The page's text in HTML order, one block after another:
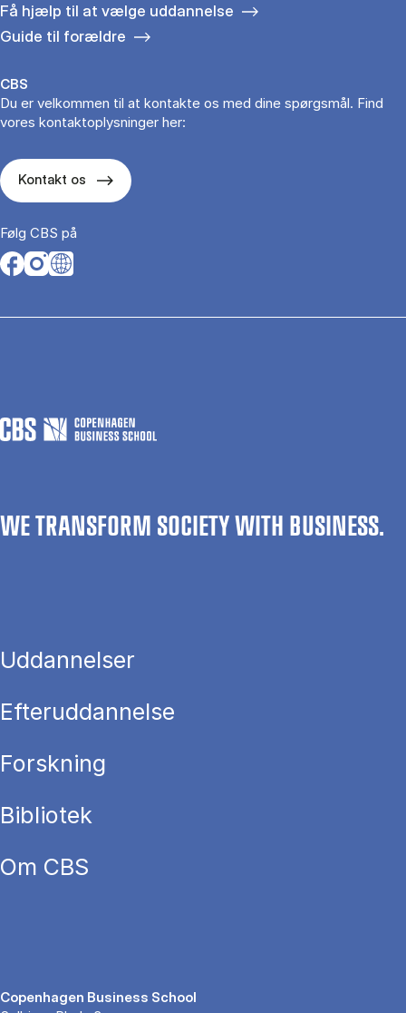
Få hjælp til at vælge uddannelse
Guide til forældre
CBS
Du er velkommen til at kontakte os med dine spørgsmål. Find
vores kontaktoplysninger her:
Kontakt os
Følg CBS på
Opens in a new tab
Opens in a new tab
Opens in a new tab
WE TRANSFORM SOCIETY WITH BUSINESS.
Uddannelser
Efteruddannelse
Forskning
Bibliotek
Om CBS
Copenhagen Business School